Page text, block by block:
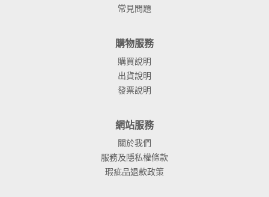
常見問題
購物服務
購買說明
出貨說明
發票說明
網站服務
關於我們
服務及隱私權條款
瑕疵品退款政策